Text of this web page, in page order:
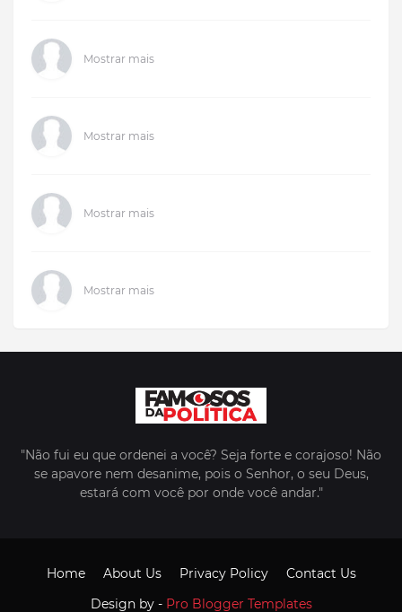
Mostrar mais
Mostrar mais
Mostrar mais
Mostrar mais
"Não fui eu que ordenei a você? Seja forte e corajoso! Não
se apavore nem desanime, pois o Senhor, o seu Deus,
estará com você por onde você andar."
Design by - Pro Blogger Templates
Home About Us Privacy Policy Contact Us